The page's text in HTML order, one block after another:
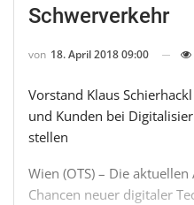
Schwerverkehr
von 18. April 2018 09:00
Vorstand Klaus
und Kunden bei
stellen
Wien (OTS) – Die
Chancen neuer digitaler